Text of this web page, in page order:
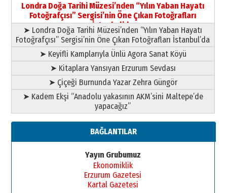
Londra Doğa Tarihi Müzesi’nden “Yılın Yaban Hayatı
Fotoğrafçısı” Sergisi’nin Öne Çıkan Fotoğrafları
İstanbul’da
➤ Londra Doğa Tarihi Müzesi’nden “Yılın Yaban Hayatı
Fotoğrafçısı” Sergisi’nin Öne Çıkan Fotoğrafları İstanbul’da
➤ Keyifli Kamplarıyla Ünlü Agora Sanat Köyü
➤ Kitaplara Yansıyan Erzurum Sevdası
➤ Çiçeği Burnunda Yazar Zehra Güngör
➤ Kadem Ekşi “Anadolu yakasının AKM’sini Maltepe’de
yapacağız”
BAĞLANTILAR
Yayın Grubumuz
Ekonomiklik
Erzurum Gazetesi
Kartal Gazetesi